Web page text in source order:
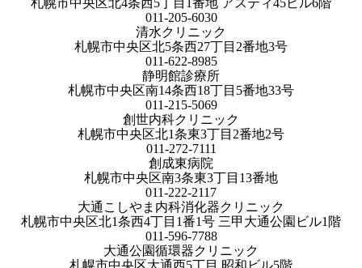
札幌市中央区北4条西5丁目1番地 アスティ45ビル6階
011-205-6030
清水クリニック
札幌市中央区北5条西27丁目2番地3号
011-622-8985
静明館診療所
札幌市中央区南14条西18丁目5番地33号
011-215-5069
創世内科クリニック
札幌市中央区北1条東3丁目2番地2号
011-272-7111
創成東病院
札幌市中央区南3条東3丁目13番地
011-222-2117
大通こしやま内科消化器クリニック
札幌市中央区北1条西4丁目1番1号 三甲大通公園ビル1階
011-596-7788
大通公園循環器クリニック
札幌市中央区大通西5丁目 昭和ビル5階